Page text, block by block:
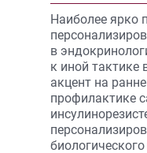
Наиболее ярко
в
к иной тактике
акцент на
профилактике